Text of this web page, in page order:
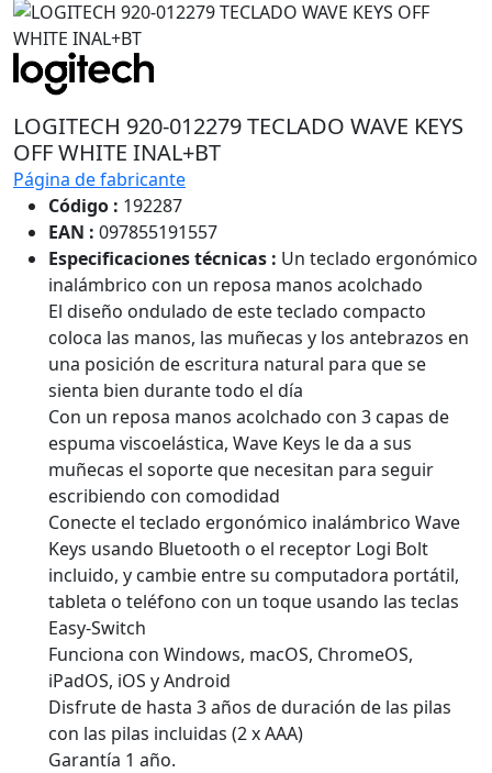
LOGITECH 920-012279 TECLADO WAVE KEYS
OFF WHITE INAL+BT
Página de fabricante
Código : 192287
EAN : 097855191557
Especificaciones técnicas : Un teclado ergonómico
inalámbrico con un reposa manos acolchado
El diseño ondulado de este teclado compacto
coloca las manos, las muñecas y los antebrazos en
una posición de escritura natural para que se
sienta bien durante todo el día
Con un reposa manos acolchado con 3 capas de
espuma viscoelástica, Wave Keys le da a sus
muñecas el soporte que necesitan para seguir
escribiendo con comodidad
Conecte el teclado ergonómico inalámbrico Wave
Keys usando Bluetooth o el receptor Logi Bolt
incluido, y cambie entre su computadora portátil,
tableta o teléfono con un toque usando las teclas
Easy-Switch
Funciona con Windows, macOS, ChromeOS,
iPadOS, iOS y Android
Disfrute de hasta 3 años de duración de las pilas
con las pilas incluidas (2 x AAA)
Garantía 1 año.